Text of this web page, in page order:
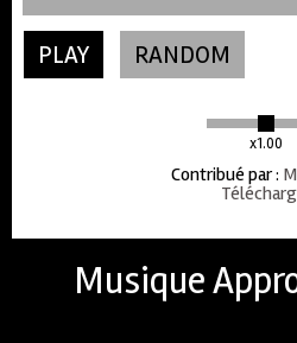
PLAY RANDOM
x1.00
Contribué par:
Musique